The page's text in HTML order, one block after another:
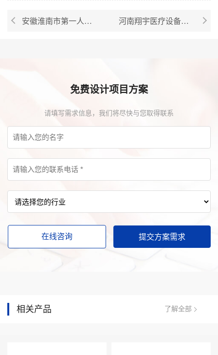
安徽淮南市第一人民医院燃气蒸汽锅炉案例 河南翔宇医疗设备有限公司使用方快燃气真空热水锅炉案例
免费设计项目方案
请填写需求信息，我们将尽快与您取得联系
在线咨询
相关产品 了解全部